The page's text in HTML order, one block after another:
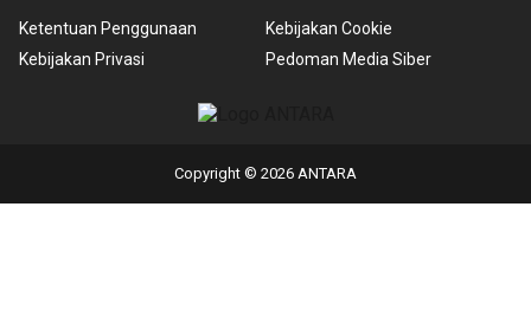
Ketentuan Penggunaan
Kebijakan Privasi
Kebijakan Cookie
Pedoman Media Siber
Copyright © 2026 ANTARA